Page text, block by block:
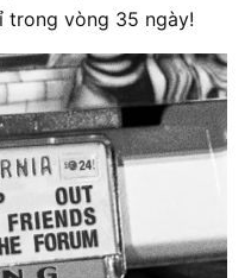
vòng 35 ngày!